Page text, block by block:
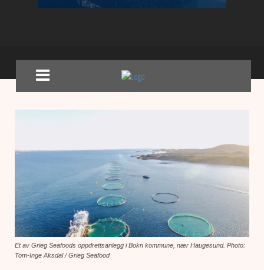
Et av Grieg Seafoods oppdrettsanlegg i Bokn kommune, nær Haugesund. Photo:
Tom-Inge Aksdal / Grieg Seafood